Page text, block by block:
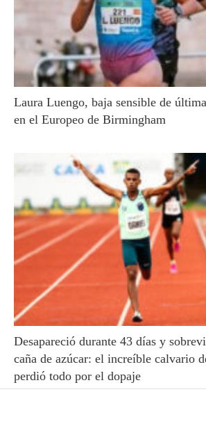
Laura Luengo, baja sensible de
en el Europeo de Birmingham
Desapareció durante 43 días y
caña de azúcar: el increíble calvario
perdió todo por el dopaje